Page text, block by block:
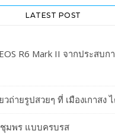
LATEST POST
R6 Mark II จากประสบ
ถ่ายรูปสวยๆ ที่ เมืองเกาสง
มพร แบบครบรส